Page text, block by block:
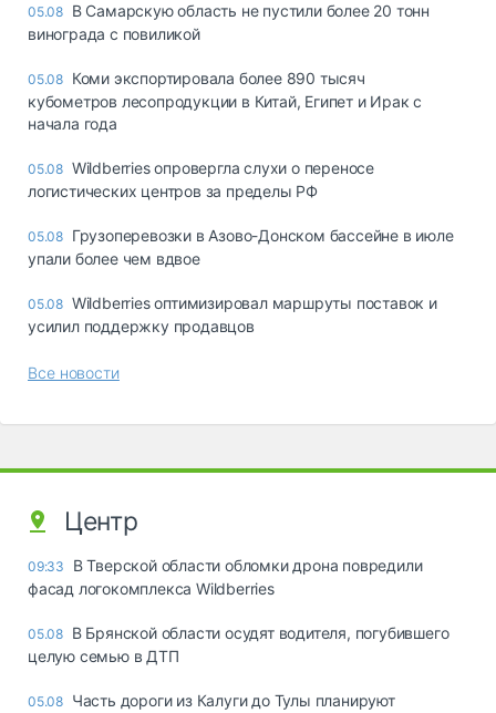
05.08 В Самарскую область не пустили более 20 тонн
винограда с повиликой
05.08 Коми экспортировала более 890 тысяч
кубометров лесопродукции в Китай, Египет и Ирак с
начала года
05.08 Wildberries опровергла слухи о переносе
логистических центров за пределы РФ
05.08 Грузоперевозки в Азово-Донском бассейне в июле
упали более чем вдвое
05.08 Wildberries оптимизировал маршруты поставок и
усилил поддержку продавцов
Все новости
Центр
09:33
В Тверской области обломки дрона повредили
фасад логокомплекса Wildberries
05.08 В Брянской области осудят водителя, погубившего
целую семью в ДТП
05.08 Часть дороги из Калуги до Тулы планируют